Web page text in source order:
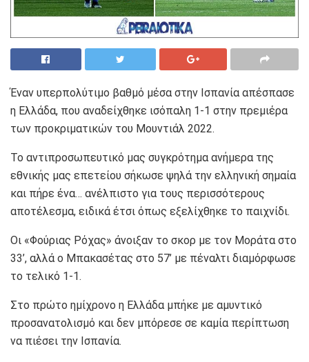
Έναν υπερπολύτιμο βαθμό μέσα στην Ισπανία απέσπασε
η Ελλάδα, που αναδείχθηκε ισόπαλη 1-1 στην πρεμιέρα
των προκριματικών του Μουντιάλ 2022.
Το αντιπροσωπευτικό μας συγκρότημα ανήμερα της
εθνικής μας επετείου σήκωσε ψηλά την ελληνική σημαία
και πήρε ένα… ανέλπιστο για τους περισσότερους
αποτέλεσμα, ειδικά έτσι όπως εξελίχθηκε το παιχνίδι.
Οι «Φούριας Ρόχας» άνοιξαν το σκορ με τον Μοράτα στο
33’, αλλά ο Μπακασέτας στο 57’ με πέναλτι διαμόρφωσε
το τελικό 1-1.
Στο πρώτο ημίχρονο η Ελλάδα μπήκε με αμυντικό
προσανατολισμό και δεν μπόρεσε σε καμία περίπτωση
να πιέσει την Ισπανία.